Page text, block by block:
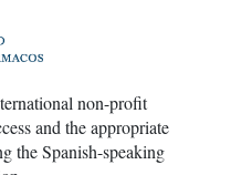
non-profit
and the appropriate
the Spanish-speaking